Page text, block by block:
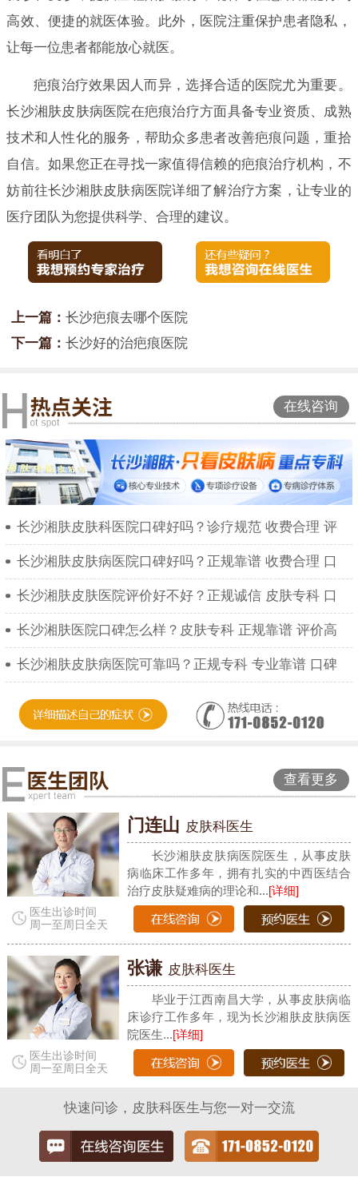
高效、便捷的就医体验。此外，医院注重保护患者隐私，
让每一位患者都能放心就医。
疤痕治疗效果因人而异，选择合适的医院尤为重要。
长沙湘肤皮肤病医院在疤痕治疗方面具备专业资质、成熟
技术和人性化的服务，帮助众多患者改善疤痕问题，重拾
自信。如果您正在寻找一家值得信赖的疤痕治疗机构，不
妨前往长沙湘肤皮肤病医院详细了解治疗方案，让专业的
医疗团队为您提供科学、合理的建议。
上一篇： 长沙疤痕去哪个医院
下一篇： 长沙好的治疤痕医院
在线咨询
长沙湘肤皮肤科医院口碑好吗？诊疗规范 收费合理 评
长沙湘肤皮肤病医院口碑好吗？正规靠谱 收费合理 口
长沙湘肤皮肤医院评价好不好？正规诚信 皮肤专科 口
长沙湘肤医院口碑怎么样？皮肤专科 正规靠谱 评价高
长沙湘肤皮肤病医院可靠吗？正规专科 专业靠谱 口碑
查看更多
医生出诊时间
周一至周日全天
门连山 皮肤科医生
长沙湘肤皮肤病医院医生，从事皮肤
病临床工作多年，拥有扎实的中西医结合
治疗皮肤疑难病的理论和...[详细]
医生出诊时间
周一至周日全天
张谦 皮肤科医生
毕业于江西南昌大学，从事皮肤病临
床诊疗工作多年，现为长沙湘肤皮肤病医
院医生...[详细]
快速问诊，皮肤科医生与您一对一交流